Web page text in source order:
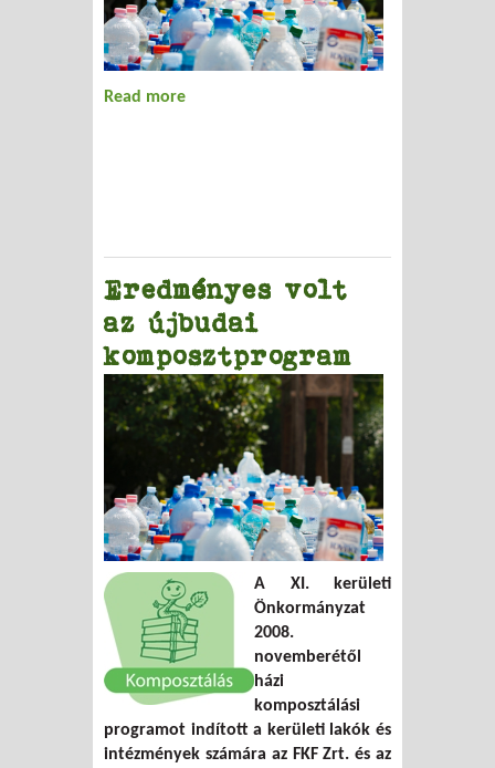
Read more
Eredményes volt
az újbudai
komposztprogram
A XI. kerületi
Önkormányzat
2008.
novemberétől
házi
komposztálási
programot indított a kerületi lakók és
intézmények számára az FKF Zrt. és az